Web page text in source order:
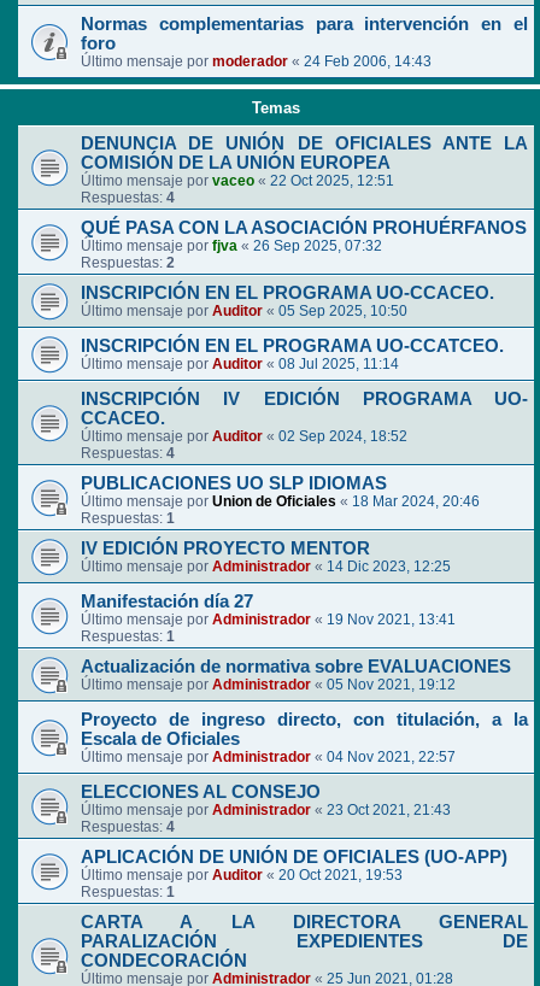
Normas complementarias para intervención en el
foro
Último mensaje por moderador « 24 Feb 2006, 14:43
Temas
DENUNCIA DE UNIÓN DE OFICIALES ANTE LA
COMISIÓN DE LA UNIÓN EUROPEA
Último mensaje por vaceo « 22 Oct 2025, 12:51
Respuestas: 4
QUÉ PASA CON LA ASOCIACIÓN PROHUÉRFANOS
Último mensaje por fjva « 26 Sep 2025, 07:32
Respuestas: 2
INSCRIPCIÓN EN EL PROGRAMA UO-CCACEO.
Último mensaje por Auditor « 05 Sep 2025, 10:50
INSCRIPCIÓN EN EL PROGRAMA UO-CCATCEO.
Último mensaje por Auditor « 08 Jul 2025, 11:14
INSCRIPCIÓN IV EDICIÓN PROGRAMA UO-
CCACEO.
Último mensaje por Auditor « 02 Sep 2024, 18:52
Respuestas: 4
PUBLICACIONES UO SLP IDIOMAS
Último mensaje por Union de Oficiales « 18 Mar 2024, 20:46
Respuestas: 1
IV EDICIÓN PROYECTO MENTOR
Último mensaje por Administrador « 14 Dic 2023, 12:25
Manifestación día 27
Último mensaje por Administrador « 19 Nov 2021, 13:41
Respuestas: 1
Actualización de normativa sobre EVALUACIONES
Último mensaje por Administrador « 05 Nov 2021, 19:12
Proyecto de ingreso directo, con titulación, a la
Escala de Oficiales
Último mensaje por Administrador « 04 Nov 2021, 22:57
ELECCIONES AL CONSEJO
Último mensaje por Administrador « 23 Oct 2021, 21:43
Respuestas: 4
APLICACIÓN DE UNIÓN DE OFICIALES (UO-APP)
Último mensaje por Auditor « 20 Oct 2021, 19:53
Respuestas: 1
CARTA A LA DIRECTORA GENERAL
PARALIZACIÓN EXPEDIENTES DE
CONDECORACIÓN
Último mensaje por Administrador « 25 Jun 2021, 01:28